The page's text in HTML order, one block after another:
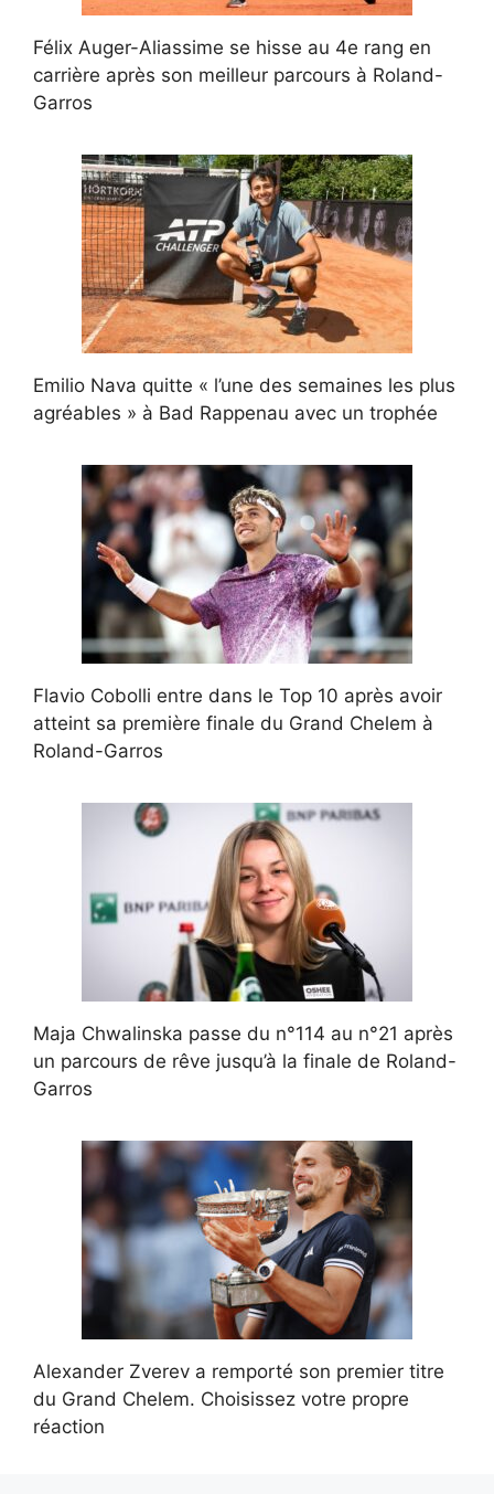
Félix Auger-Aliassime se hisse au 4e rang en
carrière après son meilleur parcours à Roland-
Garros
Emilio Nava quitte « l’une des semaines les plus
agréables » à Bad Rappenau avec un trophée
Flavio Cobolli entre dans le Top 10 après avoir
atteint sa première finale du Grand Chelem à
Roland-Garros
Maja Chwalinska passe du n°114 au n°21 après
un parcours de rêve jusqu’à la finale de Roland-
Garros
Alexander Zverev a remporté son premier titre
du Grand Chelem. Choisissez votre propre
réaction